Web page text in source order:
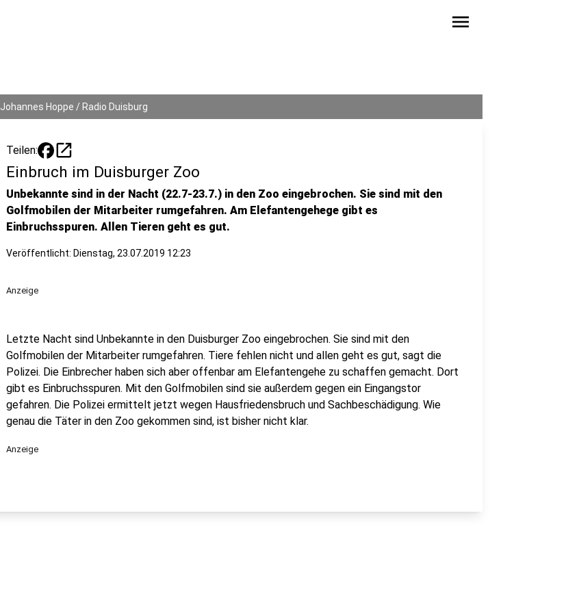
menu
Johannes Hoppe / Radio Duisburg
Teilen: open_in_new
Einbruch im Duisburger Zoo
Unbekannte sind in der Nacht (22.7-23.7.) in den Zoo eingebrochen. Sie sind mit den
Golfmobilen der Mitarbeiter rumgefahren. Am Elefantengehege gibt es
Einbruchsspuren. Allen Tieren geht es gut.
Veröffentlicht: Dienstag, 23.07.2019 12:23
Anzeige
Letzte Nacht sind Unbekannte in den Duisburger Zoo eingebrochen. Sie sind mit den
Golfmobilen der Mitarbeiter rumgefahren. Tiere fehlen nicht und allen geht es gut, sagt die
Polizei. Die Einbrecher haben sich aber offenbar am Elefantengehe zu schaffen gemacht. Dort
gibt es Einbruchsspuren. Mit den Golfmobilen sind sie außerdem gegen ein Eingangstor
gefahren. Die Polizei ermittelt jetzt wegen Hausfriedensbruch und Sachbeschädigung. Wie
genau die Täter in den Zoo gekommen sind, ist bisher nicht klar.
Anzeige